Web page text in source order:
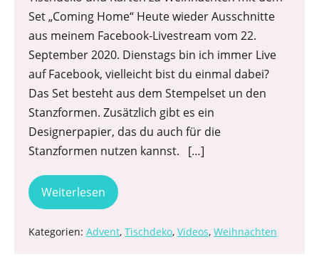
Set „Coming Home“ Heute wieder Ausschnitte
aus meinem Facebook-Livestream vom 22.
September 2020. Dienstags bin ich immer Live
auf Facebook, vielleicht bist du einmal dabei?
Das Set besteht aus dem Stempelset un den
Stanzformen. Zusätzlich gibt es ein
Designerpapier, das du auch für die
Stanzformen nutzen kannst. […]
Weiterlesen
Kategorien: Advent, Tischdeko, Videos, Weihnachten